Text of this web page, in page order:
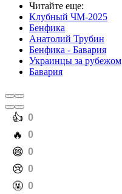
Читайте еще:
Клубный ЧМ-2025
Бенфика
Анатолий Трубин
Бенфика - Бавария
Украинцы за рубежом
Бавария
️👍 0
️🔥 0
️😄 0
️😢 0
️🤬 0